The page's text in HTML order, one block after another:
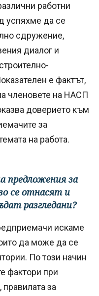
работни
успяхме да се
сдружение,
диалог и
e фактът,
членовете на НАСП
доверието към
за
на работа.
предложения за
се отнасят и
разгледани?
искаме
да може да се
По този начин
фактори при
правилата за